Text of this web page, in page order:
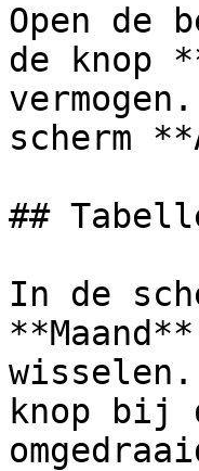
Open de
de knop
scherm
##
In de
knop bij